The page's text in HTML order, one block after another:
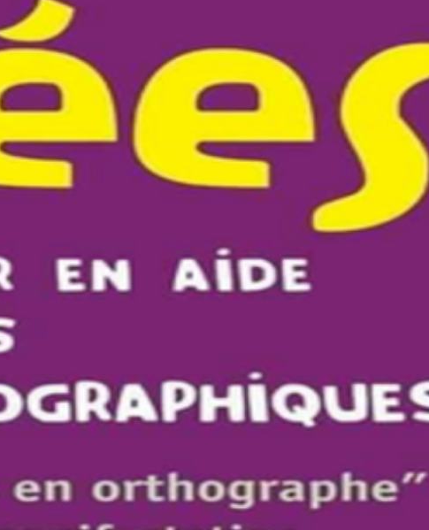
LA DIFFÉRENCE J’AIME MA FAMILLE
ROMANS POUR ADOS ET JEUNES ADULTES
MOI À GRANDIR JOUETS EN BOIS